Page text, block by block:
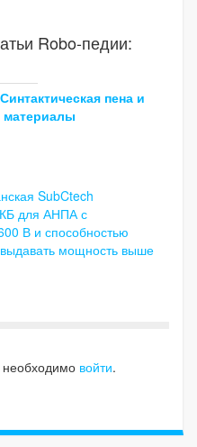
Robo-педии:
пена и
материалы
SubCtech
для АНПА с
В и способностью
мощность выше
войти.